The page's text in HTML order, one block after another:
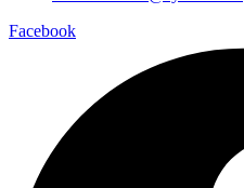
Facebook